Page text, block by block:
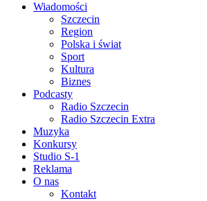
Wiadomości
Szczecin
Region
Polska i świat
Sport
Kultura
Biznes
Podcasty
Radio Szczecin
Radio Szczecin Extra
Muzyka
Konkursy
Studio S-1
Reklama
O nas
Kontakt